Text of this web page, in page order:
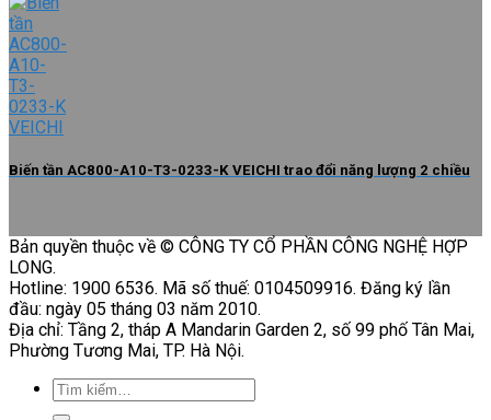
Biến tần AC800-A10-T3-0233-K VEICHI trao đổi năng lượng 2 chiều
Bản quyền thuộc về © CÔNG TY CỔ PHẦN CÔNG NGHỆ HỢP
LONG.
Hotline: 1900 6536. Mã số thuế: 0104509916. Đăng ký lần
đầu: ngày 05 tháng 03 năm 2010.
Địa chỉ: Tầng 2, tháp A Mandarin Garden 2, số 99 phố Tân Mai,
Phường Tương Mai, TP. Hà Nội.
Tìm
kiếm: